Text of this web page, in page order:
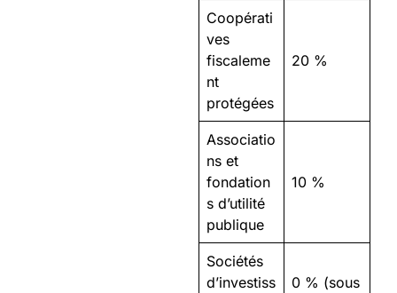
Coopérati
ves
fiscaleme
nt
protégées
20 %
Associatio
ns et
fondation
s d’utilité
publique
10 %
Sociétés
d’investiss
0 % (sous